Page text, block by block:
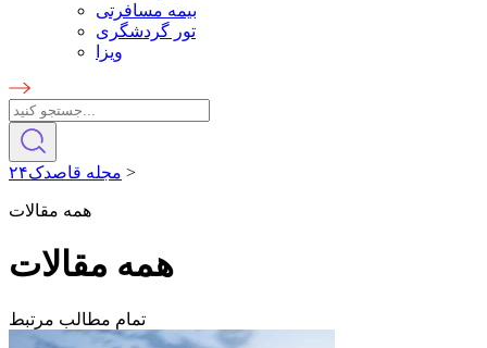
بیمه مسافرتی
تور گردشگری
ویزا
مجله قاصدک۲۴ >
همه مقالات
همه مقالات
تمام مطالب مرتبط